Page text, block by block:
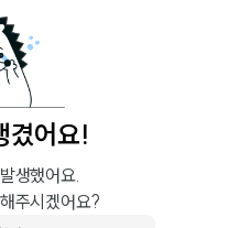
겼어요!
생했어요.
주시겠어요?